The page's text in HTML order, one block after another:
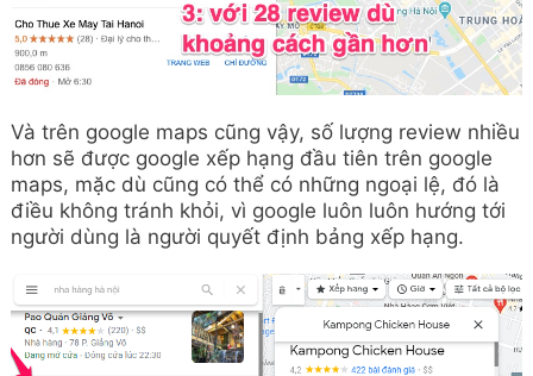
Và trên google maps cũng vậy, số lượng review nhiều
hơn sẽ được google xếp hạng đầu tiên trên google
maps, mặc dù cũng có thể có những ngoại lệ, đó là
điều không tránh khỏi, vì google luôn luôn hướng tới
người dùng là người quyết định bảng xếp hạng.